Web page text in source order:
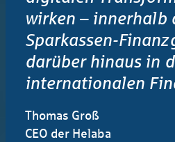
wirken – innerhalb
Sparkassen-
darüber hinaus in
internationalen
Thomas Groß
CEO der Helaba